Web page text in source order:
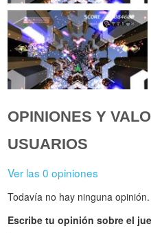
OPINIONES Y
USUARIOS
Ver las 0 opiniones
Todavía no hay ninguna opinión.
Escribe tu opinión sobre el